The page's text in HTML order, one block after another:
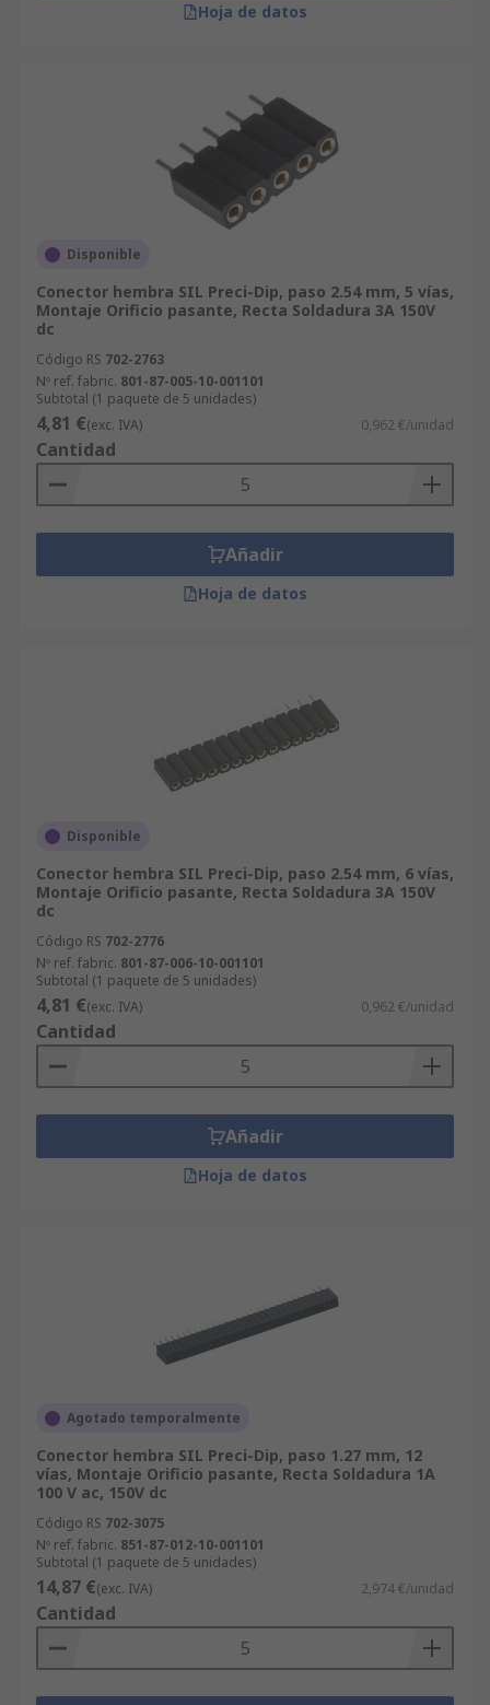
Hoja de datos
Disponible
Conector hembra SIL Preci-Dip, paso 2.54 mm, 5 vías,
Montaje Orificio pasante, Recta Soldadura 3A 150V
dc
Código RS 702-2763
Nº ref. fabric. 801-87-005-10-001101
Subtotal (1 paquete de 5 unidades)
4,81 €(exc. IVA) 0,962 €/unidad
Cantidad
Añadir
Hoja de datos
Disponible
Conector hembra SIL Preci-Dip, paso 2.54 mm, 6 vías,
Montaje Orificio pasante, Recta Soldadura 3A 150V
dc
Código RS 702-2776
Nº ref. fabric. 801-87-006-10-001101
Subtotal (1 paquete de 5 unidades)
4,81 €(exc. IVA) 0,962 €/unidad
Cantidad
Añadir
Hoja de datos
Agotado temporalmente
Conector hembra SIL Preci-Dip, paso 1.27 mm, 12
vías, Montaje Orificio pasante, Recta Soldadura 1A
100 V ac, 150V dc
Código RS 702-3075
Nº ref. fabric. 851-87-012-10-001101
Subtotal (1 paquete de 5 unidades)
14,87 €(exc. IVA) 2,974 €/unidad
Cantidad